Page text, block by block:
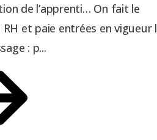
de l’apprenti… On fait le
et paie entrées en vigueur
: p...